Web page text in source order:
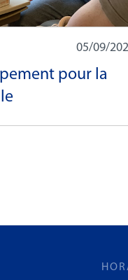
05/09/
pour la